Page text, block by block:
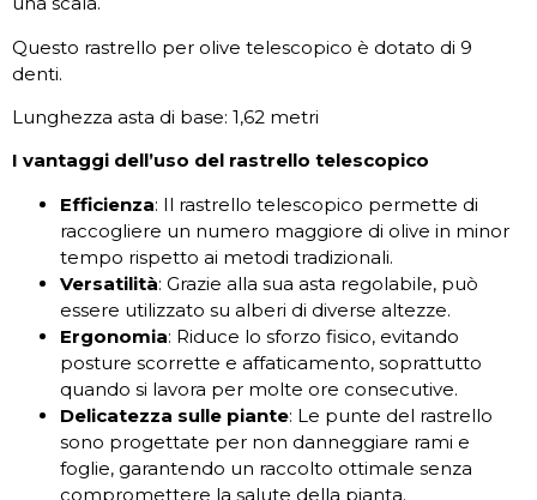
Questo rastrello per olive telescopico è dotato di 9
denti.
Lunghezza asta di base: 1,62 metri
I vantaggi dell’uso del rastrello telescopico
Efficienza: Il rastrello telescopico permette di
raccogliere un numero maggiore di olive in minor
tempo rispetto ai metodi tradizionali.
Versatilità: Grazie alla sua asta regolabile, può
essere utilizzato su alberi di diverse altezze.
Ergonomia: Riduce lo sforzo fisico, evitando
posture scorrette e affaticamento, soprattutto
quando si lavora per molte ore consecutive.
Delicatezza sulle piante: Le punte del rastrello
sono progettate per non danneggiare rami e
foglie, garantendo un raccolto ottimale senza
compromettere la salute della pianta.